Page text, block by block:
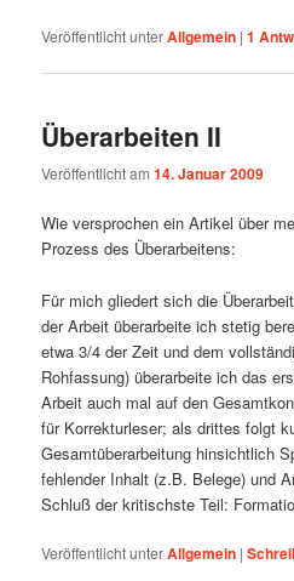
Veröffentlicht unterAllgemein |1
Überarbeiten II
Veröffentlicht am14. Januar 2009
Wie versprochen ein Artikel über
Prozess des Überarbeitens:
Für mich gliedert sich die
der Arbeit überarbeite ich stetig
etwa 3/4 der Zeit und dem
Rohfassung) überarbeite ich das
Arbeit auch mal auf den
für Korrekturleser; als drittes folgt
Gesamtüberarbeitung hinsichtlich
fehlender Inhalt (z.B. Belege) und
Schluß der kritischste Teil:
Veröffentlicht unterAllgemein |